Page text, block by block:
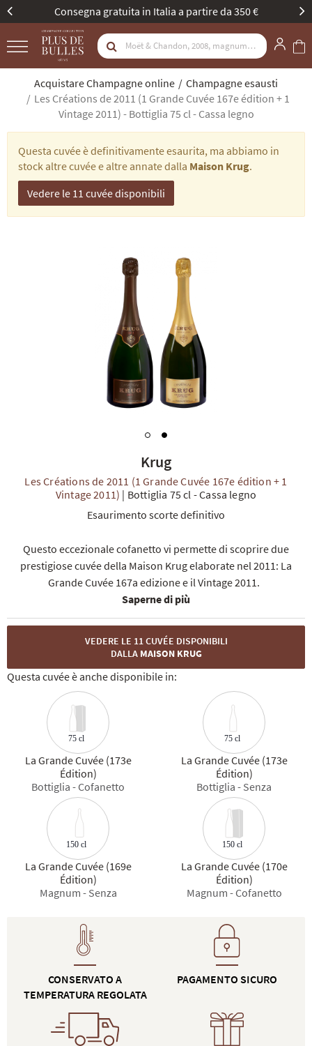
da 350 € Nuova identità, stessa
Acquistare Champagne online
Champagne esausti
Les Créations de 2011 (1 Grande Cuvée 167e édition + 1
Vintage 2011) - Bottiglia 75 cl - Cassa legno
Questa cuvée è definitivamente esaurita, ma abbiamo in
stock altre cuvée e altre annate dalla Maison Krug.
Vedere le 11 cuvée disponibili
Krug
Les Créations de 2011 (1 Grande Cuvée 167e édition + 1
Vintage 2011) | Bottiglia 75 cl -Cassa legno
Esaurimento scorte definitivo
Questo eccezionale cofanetto vi permette di scoprire due
prestigiose cuvée della Maison Krug elaborate nel 2011: La
Grande Cuvée 167a edizione e il Vintage 2011.
Saperne di più
VEDERE LE 11 CUVÉE DISPONIBILI
DALLA MAISON KRUG
Questa cuvée è anche disponibile in:
75 cl
La Grande Cuvée (173e
Édition)
Bottiglia - Cofanetto
75 cl
La Grande Cuvée (173e
Édition)
Bottiglia - Senza
150 cl
La Grande Cuvée (169e
Édition)
Magnum - Senza
150 cl
La Grande Cuvée (170e
Édition)
Magnum - Cofanetto
CONSERVATO A
TEMPERATURA REGOLATA
PAGAMENTO SICURO